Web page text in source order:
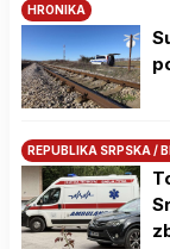
HRONIKA
REPUBLIKA SRPSKA /